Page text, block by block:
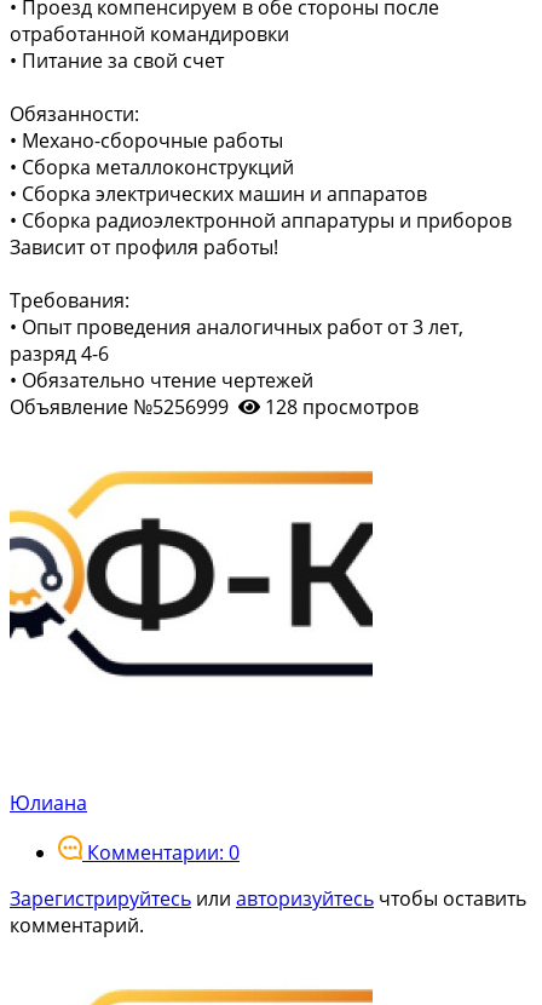
• Проезд компенсируем в обе стороны после
отработанной командировки
• Питание за свой счет
Обязанности:
• Механо-сборочные работы
• Сборка металлоконструкций
• Сборка электрических машин и аппаратов
• Сборка радиоэлектронной аппаратуры и приборов
Зависит от профиля работы!
Требования:
• Опыт проведения аналогичных работ от 3 лет,
разряд 4-6
• Обязательно чтение чертежей
Объявление №5256999
128 просмотров
Юлиана
Комментарии: 0
Зарегистрируйтесь или авторизуйтесь чтобы оставить
комментарий.